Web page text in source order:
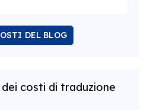
DEL BLOG
costi di traduzione